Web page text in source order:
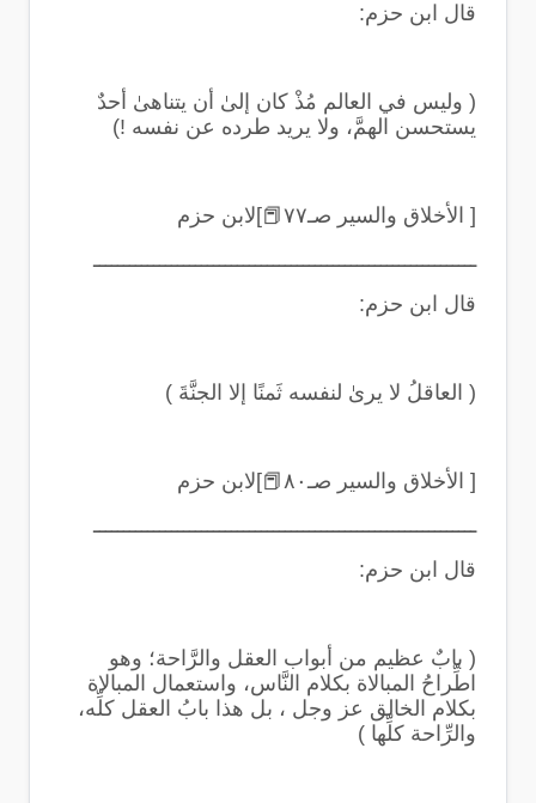
قال ابن حزم:
( وليس في العالم مُذْ كان إلىٰ أن يتناهىٰ أحدٌ
يستحسن الهمَّ، ولا يريد طرده عن نفسه !)
[ الأخلاق والسير صـ٧٧ 📕]لابن حزم
ــــــــــــــــــــــــــــــــــــــــــــــــــــــــــــــــ
قال ابن حزم:
( العاقلُ لا يرىٰ لنفسه ثَمنًا إلا الجنَّةَ )
[ الأخلاق والسير صـ٨٠ 📕]لابن حزم
ــــــــــــــــــــــــــــــــــــــــــــــــــــــــــــــــ
قال ابن حزم:
( بابٌ عظيم من أبواب العقل والرَّاحة؛ وهو
اطِّراحُ المبالاة بكلام النَّاس، واستعمال المبالاة
بكلام الخالق عز وجل ، بل هذا بابُ العقل كلِّه،
والرِّاحة كلِّها )